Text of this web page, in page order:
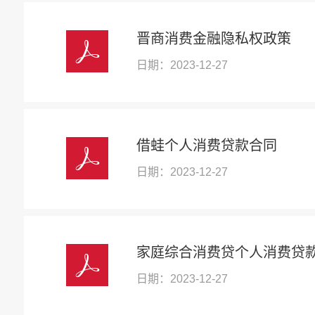
晋商消费金融隐私权政策
日期：2023-12-27
借蛙个人消费贷款合同
日期：2023-12-27
家庭综合消费贷个人消费贷
日期：2023-12-27